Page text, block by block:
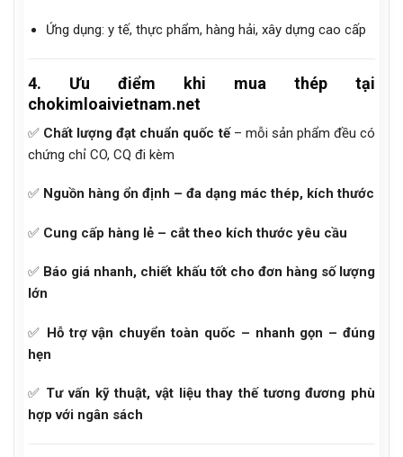
Ứng dụng: y tế, thực phẩm, hàng hải, xây dựng cao cấp
4. Ưu điểm khi mua thép tại
chokimloaivietnam.net
✅ Chất lượng đạt chuẩn quốc tế– mỗi sản phẩm đều có
chứng chỉ CO, CQ đi kèm
✅ Nguồn hàng ổn định – đa dạng mác thép, kích thước
✅ Cung cấp hàng lẻ – cắt theo kích thước yêu cầu
✅ Báo giá nhanh, chiết khấu tốt cho đơn hàng số lượng
lớn
✅ Hỗ trợ vận chuyển toàn quốc – nhanh gọn – đúng
hẹn
✅ Tư vấn kỹ thuật, vật liệu thay thế tương đương phù
hợp với ngân sách